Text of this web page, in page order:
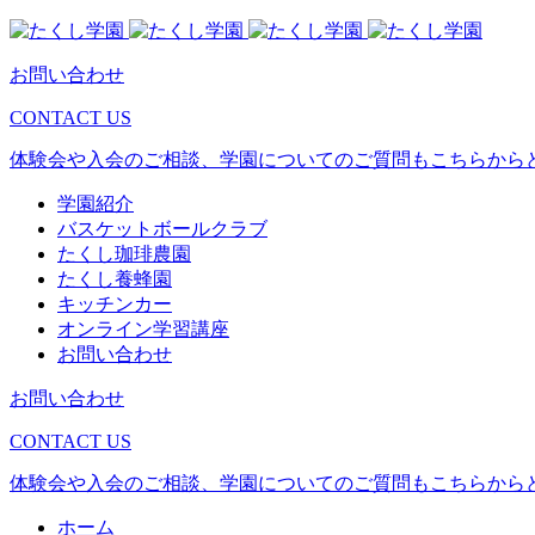
お問い合わせ
CONTACT US
体験会や入会のご相談、学園についてのご質問もこちらから
学園紹介
バスケットボールクラブ
たくし珈琲農園
たくし養蜂園
キッチンカー
オンライン学習講座
お問い合わせ
お問い合わせ
CONTACT US
体験会や入会のご相談、学園についてのご質問もこちらから
ホーム